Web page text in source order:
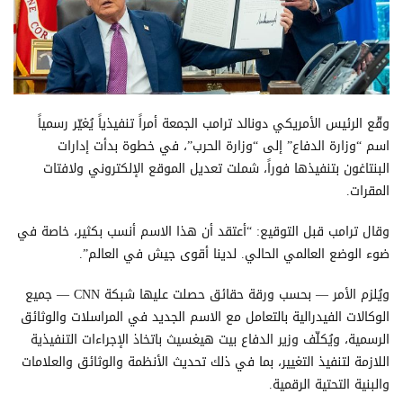
وقّع الرئيس الأمريكي دونالد ترامب الجمعة أمراً تنفيذياً يُغيّر رسمياً
اسم “وزارة الدفاع” إلى “وزارة الحرب”، في خطوة بدأت إدارات
البنتاغون بتنفيذها فوراً، شملت تعديل الموقع الإلكتروني ولافتات
المقرات.
وقال ترامب قبل التوقيع: “أعتقد أن هذا الاسم أنسب بكثير، خاصة في
ضوء الوضع العالمي الحالي. لدينا أقوى جيش في العالم”.
ويُلزم الأمر — بحسب ورقة حقائق حصلت عليها شبكة CNN — جميع
الوكالات الفيدرالية بالتعامل مع الاسم الجديد في المراسلات والوثائق
الرسمية، ويُكلّف وزير الدفاع بيت هيغسيث باتخاذ الإجراءات التنفيذية
اللازمة لتنفيذ التغيير، بما في ذلك تحديث الأنظمة والوثائق والعلامات
والبنية التحتية الرقمية.